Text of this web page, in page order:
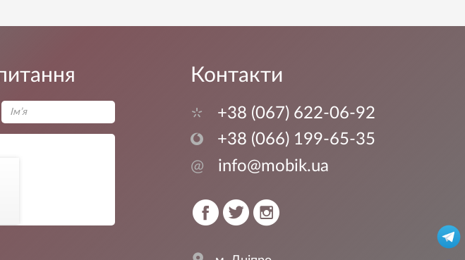
Контакти
+38 (067) 622-06-92
+38 (066) 199-65-35
@ info@mobik.ua